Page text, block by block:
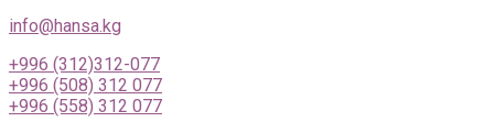
info@hansa.kg
+996 (312)312-077
+996 (508) 312 077
+996 (558) 312 077